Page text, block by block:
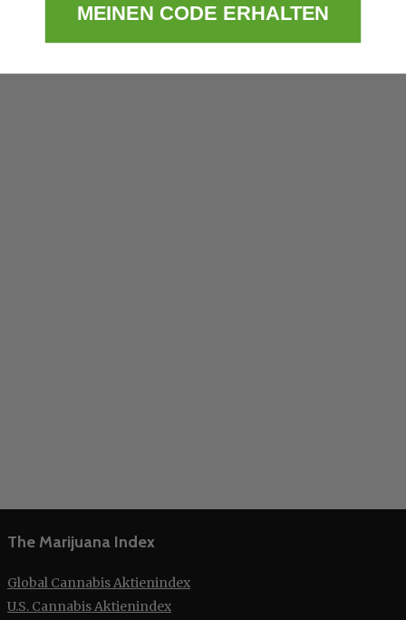
The Marijuana Index
Global Cannabis Aktienindex
U.S. Cannabis Aktienindex
MEINEN CODE ERHALTEN